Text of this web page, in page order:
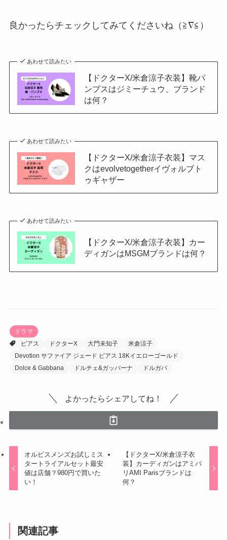
良かったらチェックしてみてくださいね（≧∇≦）
あわせて読みたい
【ドクターX/米倉涼子衣装】靴パ
ンプスはジミーチュウ、ブランド
は何？
あわせて読みたい
【ドクターX/米倉涼子衣装】マス
クはevolvetogetherイヴォルブト
ゥギャザー
あわせて読みたい
【ドクターX/米倉涼子衣装】カー
ディガンはMSGMブランドは何？
ドラマ
ピアス
ドクターX 大門未知子
米倉涼子
Devotion サファイア ジェード ピアス 18Kイエローゴールド
Dolce & Gabbana
ドルチェ&ガッバーナ ドルガバ
よかったらシェアしてね！
オルビスメンズお試しミス
タートライアルセット最安
値は店舗？980円で買いた
い！
【ドクターX/米倉涼子衣
装】カーディガンはアミパ
リAMI Parisブランドは
何？
関連記事